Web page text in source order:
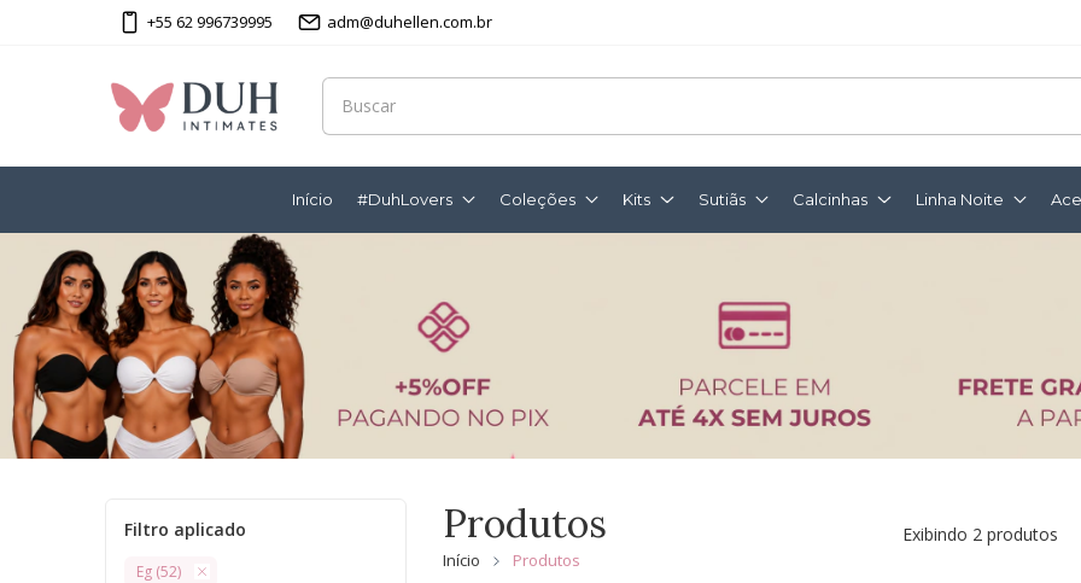
+55 62 996739995 adm@duhellen.com.br
Início #DuhLovers Coleções Kits Sutiãs Calcinhas Linha Noite
Filtro aplicado
Eg (52)
Produtos
Início Produtos
Exibindo 2 produtos